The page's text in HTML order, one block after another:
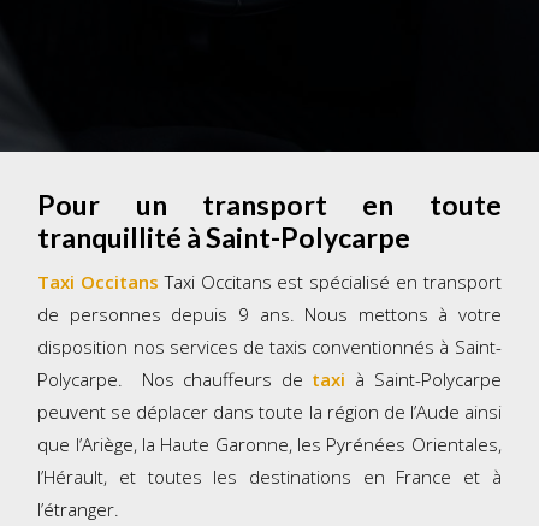
Pour un transport en toute
tranquillité à Saint-Polycarpe
Taxi Occitans Taxi Occitans est spécialisé en transport
de personnes depuis 9 ans. Nous mettons à votre
disposition nos services de taxis conventionnés à Saint-
Polycarpe. Nos chauffeurs de taxi à Saint-Polycarpe
peuvent se déplacer dans toute la région de l’Aude ainsi
que l’Ariège, la Haute Garonne, les Pyrénées Orientales,
l’Hérault, et toutes les destinations en France et à
l’étranger.